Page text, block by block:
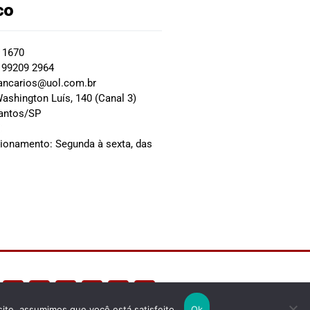
2964
Luís, 140 (Canal 3)
SP
Segunda à sexta, das